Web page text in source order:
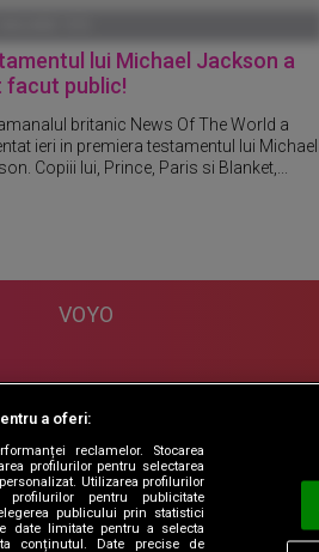
lui Michael Jackson a
public!
britanic News Of The World a
ieri in premiera testamentul lui Michael
Copiii lui, Prince, Paris si Blanket,...
VOYO
Contact
a oferi:
reclamelor. Stocarea
profilurilor pentru selectarea
Utilizarea profilurilor
profilurilor pentru publicitate
publicului prin statistici
date limitate pentru a selecta
conținutul. Date precise de